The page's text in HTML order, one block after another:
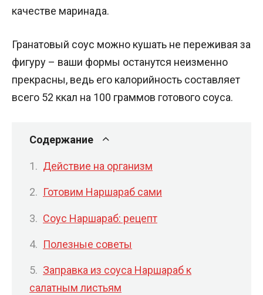
качестве маринада.
Гранатовый соус можно кушать не переживая за
фигуру – ваши формы останутся неизменно
прекрасны, ведь его калорийность составляет
всего 52 ккал на 100 граммов готового соуса.
Содержание
Действие на организм
Готовим Наршараб сами
Соус Наршараб: рецепт
Полезные советы
Заправка из соуса Наршараб к
салатным листьям